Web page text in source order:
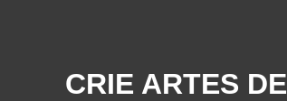
CRIE ARTES DE